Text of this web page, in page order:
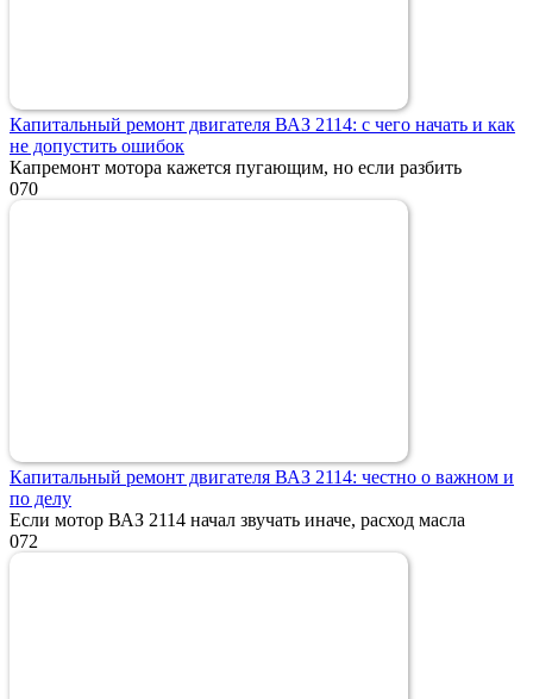
Капитальный ремонт двигателя ВАЗ 2114: с чего начать и как
не допустить ошибок
Капремонт мотора кажется пугающим, но если разбить
070
Капитальный ремонт двигателя ВАЗ 2114: честно о важном и
по делу
Если мотор ВАЗ 2114 начал звучать иначе, расход масла
072